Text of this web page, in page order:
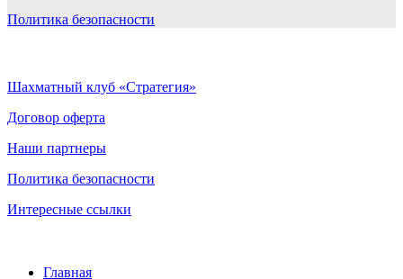
Политика безопасности
Шахматный клуб «Стратегия»
Договор оферта
Наши партнеры
Политика безопасности
Интересные ссылки
Главная